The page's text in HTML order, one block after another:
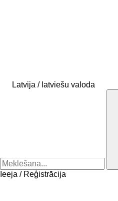
Latvija / latviešu valoda
Ieeja / Reģistrācija